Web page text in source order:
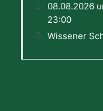
08.08.2026
23:00
Wissener